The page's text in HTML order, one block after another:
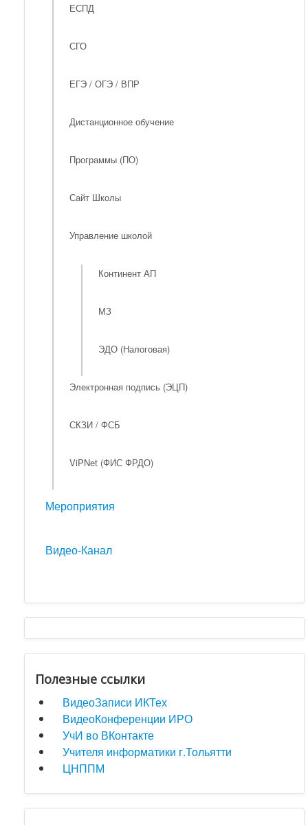
ЕСПД
СГО
ЕГЭ / ОГЭ / ВПР
Дистанционное обучение
Программы (ПО)
Сайт Школы
Управление школой
Континент АП
МЗ
ЭДО (Налоговая)
Электронная подпись (ЭЦП)
СКЗИ / ФСБ
ViPNet (ФИС ФРДО)
Мероприятия
Видео-Канал
Полезные ссылки
ВидеоЗаписи ИКТех
ВидеоКонференции ИРО
УчИ во ВКонтакте
Учителя информатики г.Тольятти
ЦНППМ